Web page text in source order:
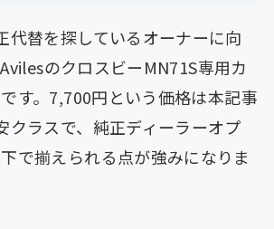
代替を探しているオーナーに向
のクロスビーMN71S専用カ
す。7,700円という価格は本記事
クラスで、純正ディーラーオプ
で揃えられる点が強みになりま